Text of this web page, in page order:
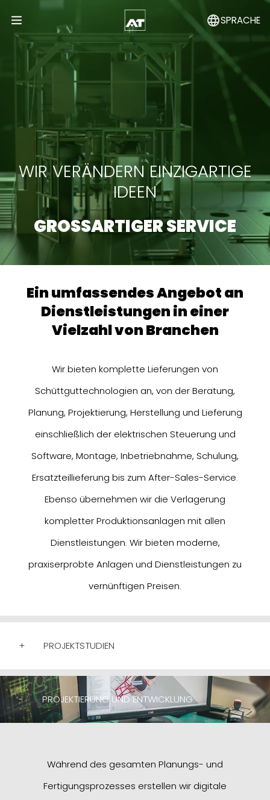
Open Menu SPRACHE
WIR VERÄNDERN EINZIGARTIGE
IDEEN
GROSSARTIGER SERVICE
ein umfassendes Angebot an
Dienstleistungen in einer
Vielzahl von Branchen
Wir bieten komplette Lieferungen von
Schüttguttechnologien an, von der Beratung,
Planung, Projektierung, Herstellung und Lieferung
einschließlich der elektrischen Steuerung und
Software, Montage, Inbetriebnahme, Schulung,
Ersatzteillieferung bis zum After-Sales-Service.
Ebenso übernehmen wir die Verlagerung
kompletter Produktionsanlagen mit allen
Dienstleistungen. Wir bieten moderne,
praxiserprobte Anlagen und Dienstleistungen zu
vernünftigen Preisen.
+ PROJEKTSTUDIEN
- PROJEKTIERUNG UND ENTWICKLUNG
Während des gesamten Planungs- und
Fertigungsprozesses erstellen wir digitale